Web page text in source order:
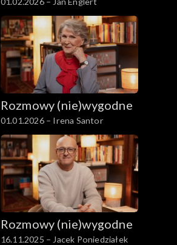
Rozmowy (nie)wygodne
01.01.2026 – Irena Santor
Rozmowy (nie)wygodne
16.11.2025 – Jacek Poniedziałek